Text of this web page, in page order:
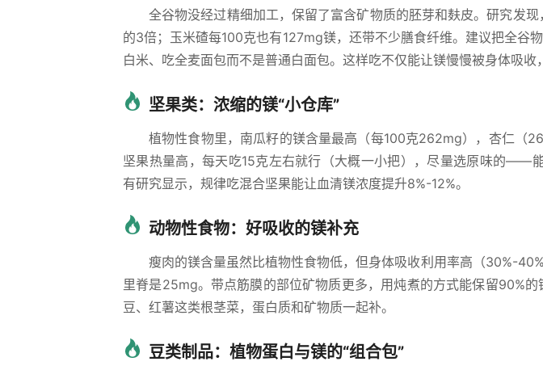
全谷物没经过精细加工，保留了富含矿物质的胚芽和麸皮。研究发
的3倍；玉米碴每100克也有127mg镁，还带不少膳食纤维。建议把全谷
白米、吃全麦面包而不是普通白面包。这样吃不仅能让镁慢慢被身体吸收
坚果类：浓缩的镁“小仓库”
植物性食物里，南瓜籽的镁含量最高（每100克262mg），杏仁（
坚果热量高，每天吃15克左右就行（大概一小把），尽量选原味的——
有研究显示，规律吃混合坚果能让血清镁浓度提升8%-12%。
动物性食物：好吸收的镁补充
瘦肉的镁含量虽然比植物性食物低，但身体吸收利用率高（30%-
里脊是25mg。带点筋膜的部位矿物质更多，用炖煮的方式能保留90%
豆、红薯这类根茎菜，蛋白质和矿物质一起补。
豆类制品：植物蛋白与镁的“组合包”